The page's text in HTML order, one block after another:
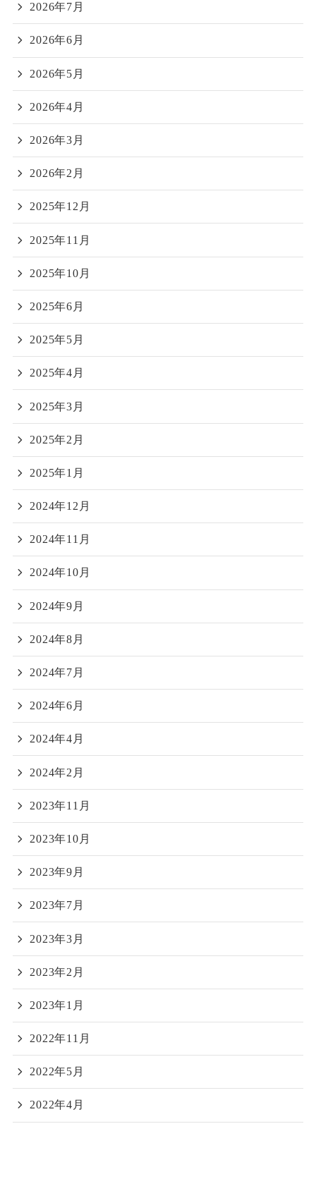
2026年7月
2026年6月
2026年5月
2026年4月
2026年3月
2026年2月
2025年12月
2025年11月
2025年10月
2025年6月
2025年5月
2025年4月
2025年3月
2025年2月
2025年1月
2024年12月
2024年11月
2024年10月
2024年9月
2024年8月
2024年7月
2024年6月
2024年4月
2024年2月
2023年11月
2023年10月
2023年9月
2023年7月
2023年3月
2023年2月
2023年1月
2022年11月
2022年5月
2022年4月